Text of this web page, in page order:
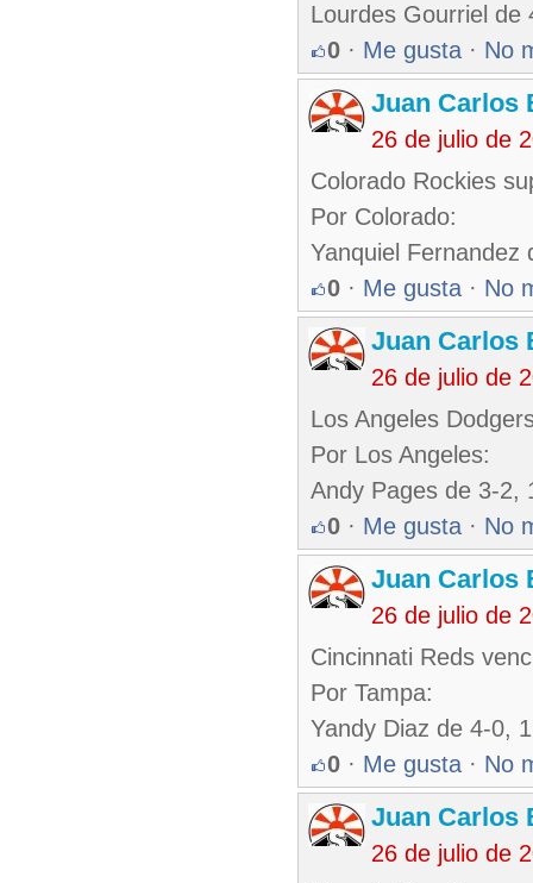
Lourdes Gourriel de
0 · Me gusta · No
Juan Carlos
26 de julio de
Colorado Rockies
Por Colorado:
Yanquiel Fernandez
0 · Me gusta · No
Juan Carlos
26 de julio de
Los Angeles
Por Los Angeles:
Andy Pages de 3-2,
0 · Me gusta · No
Juan Carlos
26 de julio de
Cincinnati Reds
Por Tampa:
Yandy Diaz de 4-0,
0 · Me gusta · No
Juan Carlos
26 de julio de